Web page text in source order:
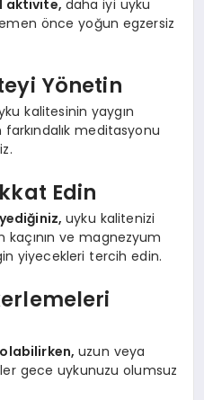
aktivite, daha iyi uyku
önce yoğun egzersiz
Yönetin
kalitesinin yaygın
meditasyonu
Edin
uyku kalitenizi
kaçının ve magnezyum
yiyecekleri tercih edin.
olabilirken,uzun veya
gece uykunuzu olumsuz